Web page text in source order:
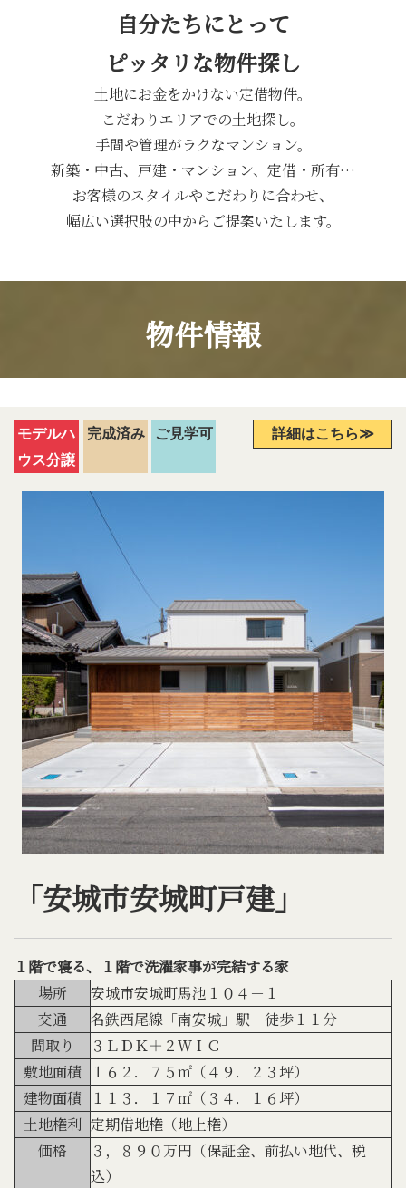
自分たちにとって
ピッタリな物件探し
土地にお金をかけない定借物件。
こだわりエリアでの土地探し。
手間や管理がラクなマンション。
新築・中古、戸建・マンション、定借・所有…
お客様のスタイルやこだわりに合わせ、
幅広い選択肢の中からご提案いたします。
物件情報
モデルハ
ウス分譲
完成済み ご見学可 詳細はこちら≫
「安城市安城町戸建」
１階で寝る、１階で洗濯家事が完結する家
場所
安城市安城町馬池１０４－１
交通
名鉄西尾線「南安城」駅 徒歩１１分
間取り
３ＬＤＫ＋２ＷＩＣ
敷地面積
１６２．７５㎡（４９．２３坪）
建物面積
１１３．１７㎡（３４．１６坪）
土地権利 定期借地権（地上権）
価格
３，８９０万円（保証金、前払い地代、税
込）